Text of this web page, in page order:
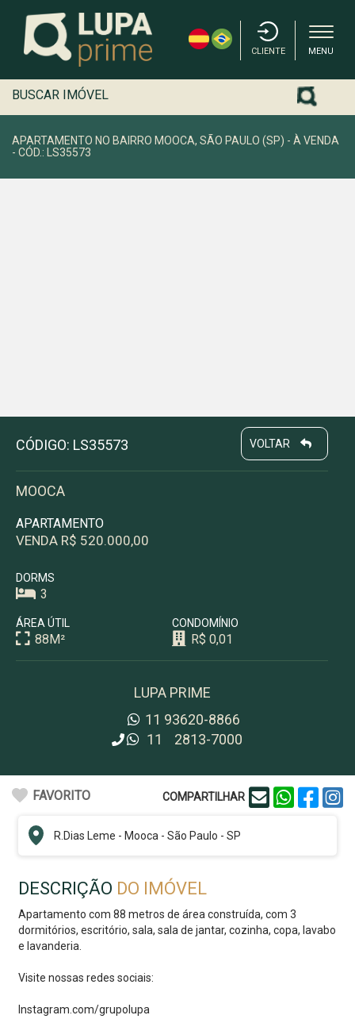
CLIENTE MENU
BUSCAR IMÓVEL
APARTAMENTO NO BAIRRO MOOCA, SÃO PAULO (SP) - À VENDA
- CÓD.: LS35573
CÓDIGO: LS35573 VOLTAR
MOOCA
APARTAMENTO
VENDA R$ 520.000,00
DORMS
3
ÁREA ÚTIL
88M²
CONDOMÍNIO
R$ 0,01
LUPA PRIME
11 93620-8866
11
2813-7000
FAVORITO COMPARTILHAR
R. Dias Leme - Mooca -São Paulo - SP
DESCRIÇÃO DO IMÓVEL
Apartamento com 88 metros de área construída, com 3
dormitórios, escritório, sala, sala de jantar, cozinha, copa, lavabo
e lavanderia.
Visite nossas redes sociais:
Instagram.com/grupolupa